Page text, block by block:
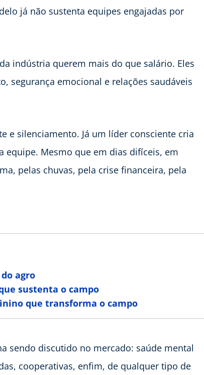
já não sustenta equipes engajadas por
indústria querem mais do que salário. Eles
segurança emocional e relações saudáveis
e silenciamento. Já um líder consciente cria
equipe. Mesmo que em dias difíceis, em
pelas chuvas, pela crise financeira, pela
agro
sustenta o campo
que transforma o campo
sendo discutido no mercado: saúde mental
cooperativas, enfim, de qualquer tipo de